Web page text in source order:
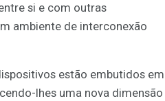
si e com outras
ambiente de interconexão
estão embutidos em
lhes uma nova dimensão